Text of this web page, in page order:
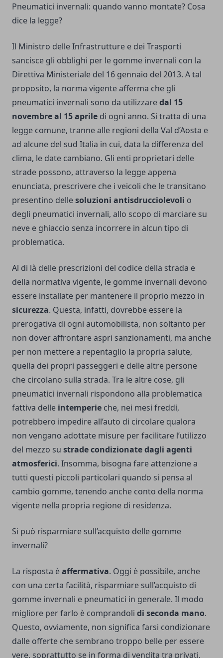
Pneumatici invernali: quando vanno montate? Cosa
dice la legge?
Il Ministro delle Infrastrutture e dei Trasporti
sancisce gli obblighi per le gomme invernali con la
Direttiva Ministeriale del 16 gennaio del 2013. A tal
proposito, la norma vigente afferma che gli
pneumatici invernali sono da utilizzaredal 15
novembre al 15 aprile di ogni anno. Si tratta di una
legge comune, tranne alle regioni della Val d’Aosta e
ad alcune del sud Italia in cui, data la differenza del
clima, le date cambiano. Gli enti proprietari delle
strade possono, attraverso la legge appena
enunciata, prescrivere che i veicoli che le transitano
presentino dellesoluzioni antisdrucciolevoli o
degli pneumatici invernali, allo scopo di marciare su
neve e ghiaccio senza incorrere in alcun tipo di
problematica.
Al di là delle prescrizioni del codice della strada e
della normativa vigente, le gomme invernali devono
essere installate per mantenere il proprio mezzo in
sicurezza. Questa, infatti, dovrebbe essere la
prerogativa di ogni automobilista, non soltanto per
non dover affrontare aspri sanzionamenti, ma anche
per non mettere a repentaglio la propria salute,
quella dei propri passeggeri e delle altre persone
che circolano sulla strada. Tra le altre cose, gli
pneumatici invernali rispondono alla problematica
fattiva delle intemperie che, nei mesi freddi,
potrebbero impedire all’auto di circolare qualora
non vengano adottate misure per facilitare l’utilizzo
del mezzo su strade condizionate dagli agenti
atmosferici. Insomma, bisogna fare attenzione a
tutti questi piccoli particolari quando si pensa al
cambio gomme, tenendo anche conto della norma
vigente nella propria regione di residenza.
Si può risparmiare sull’acquisto delle gomme
invernali?
La risposta èaffermativa. Oggi è possibile, anche
con una certa facilità, risparmiare sull’acquisto di
gomme invernali e pneumatici in generale. Il modo
migliore per farlo è comprandoli di seconda mano.
Questo, ovviamente, non significa farsi condizionare
dalle offerte che sembrano troppo belle per essere
vere, soprattutto se in forma di vendita tra privati.